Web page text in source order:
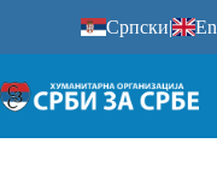
Српски|